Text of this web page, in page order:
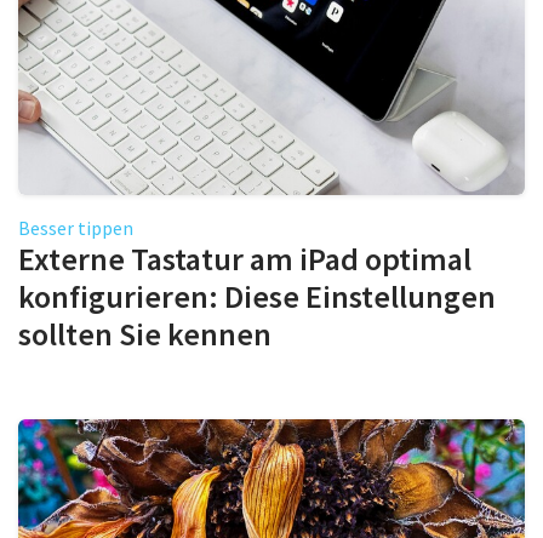
Besser tippen
Externe Tastatur am iPad optimal
konfigurieren: Diese Einstellungen
sollten Sie kennen